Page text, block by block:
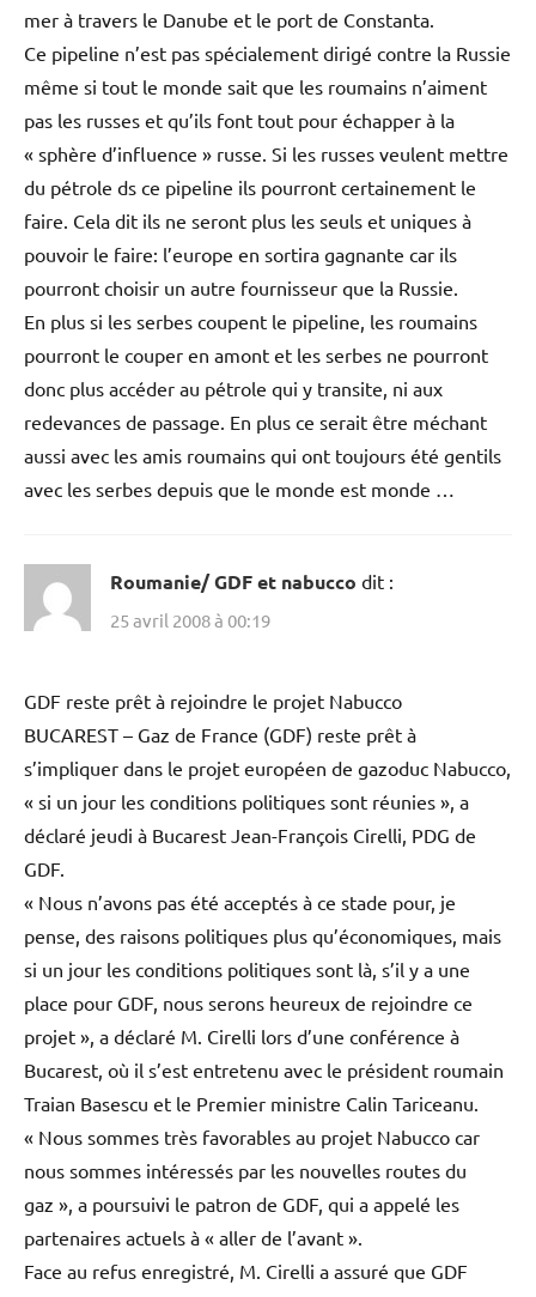
mer à travers le Danube et le port de Constanta.
Ce pipeline n’est pas spécialement dirigé contre la Russie
même si tout le monde sait que les roumains n’aiment
pas les russes et qu’ils font tout pour échapper à la
« sphère d’influence » russe. Si les russes veulent mettre
du pétrole ds ce pipeline ils pourront certainement le
faire. Cela dit ils ne seront plus les seuls et uniques à
pouvoir le faire: l’europe en sortira gagnante car ils
pourront choisir un autre fournisseur que la Russie.
En plus si les serbes coupent le pipeline, les roumains
pourront le couper en amont et les serbes ne pourront
donc plus accéder au pétrole qui y transite, ni aux
redevances de passage. En plus ce serait être méchant
aussi avec les amis roumains qui ont toujours été gentils
avec les serbes depuis que le monde est monde …
Roumanie/ GDF et nabucco dit :
25 avril 2008 à 00:19
GDF reste prêt à rejoindre le projet Nabucco
BUCAREST – Gaz de France (GDF) reste prêt à
s’impliquer dans le projet européen de gazoduc Nabucco,
« si un jour les conditions politiques sont réunies », a
déclaré jeudi à Bucarest Jean-François Cirelli, PDG de
GDF.
« Nous n’avons pas été acceptés à ce stade pour, je
pense, des raisons politiques plus qu’économiques, mais
si un jour les conditions politiques sont là, s’il y a une
place pour GDF, nous serons heureux de rejoindre ce
projet », a déclaré M. Cirelli lors d’une conférence à
Bucarest, où il s’est entretenu avec le président roumain
Traian Basescu et le Premier ministre Calin Tariceanu.
« Nous sommes très favorables au projet Nabucco car
nous sommes intéressés par les nouvelles routes du
gaz », a poursuivi le patron de GDF, qui a appelé les
partenaires actuels à « aller de l’avant ».
Face au refus enregistré, M. Cirelli a assuré que GDF